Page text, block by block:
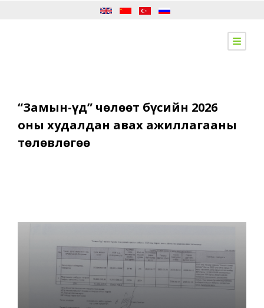
“Замын-Үүд” чөлөөт бүсийн 2026
оны худалдан авах ажиллагааны
төлөвлөгөө